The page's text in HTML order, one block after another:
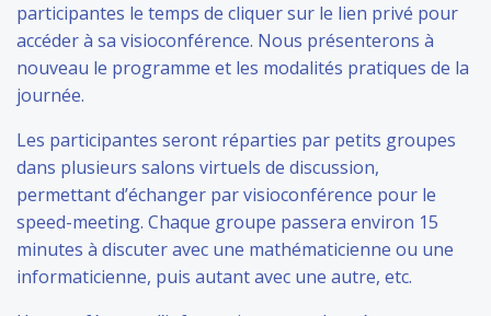
participantes le temps de cliquer sur le lien privé pour
accéder à sa visioconférence. Nous présenterons à
nouveau le programme et les modalités pratiques de la
journée.
Les participantes seront réparties par petits groupes
dans plusieurs salons virtuels de discussion,
permettant d’échanger par visioconférence pour le
speed-meeting. Chaque groupe passera environ 15
minutes à discuter avec une mathématicienne ou une
informaticienne, puis autant avec une autre, etc.